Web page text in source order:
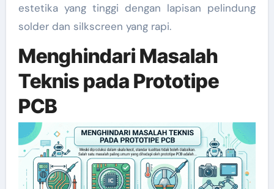
estetika yang tinggi dengan lapisan pelindung
solder dan silkscreen yang rapi.
Menghindari Masalah
Teknis pada Prototipe
PCB